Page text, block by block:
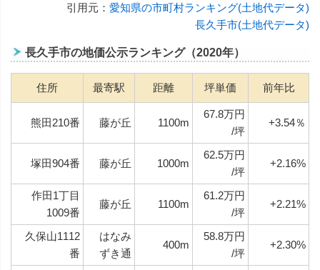
引用元： 愛知県の市町村ランキング(土地代データ)
長久手市(土地代データ)
長久手市の地価公示ランキング（2020年）
住所 最寄駅 距離 坪単価 前年比
熊田210番 藤が丘 1100m
67.8万円
/坪
+3.54％
塚田904番 藤が丘 1000m
62.5万円
/坪
+2.16%
作田1丁目
1009番
藤が丘 1100m
61.2万円
/坪
+2.21%
久保山1112
番
はなみ
ずき通
400m
58.8万円
/坪
+2.30%